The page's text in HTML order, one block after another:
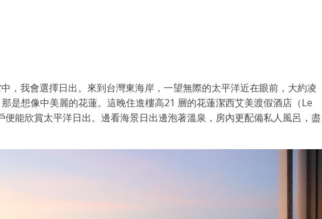
，我會選擇日出。來到台灣東海岸，一望無際的太平洋近在眼前，大約凌
是想像中美麗的花蓮。這晚住進樓高21 層的花蓮潔西艾美渡假酒店（Le
能欣賞太平洋日出。邊看海景日出邊泡著溫泉，房內更配備私人風呂，盡